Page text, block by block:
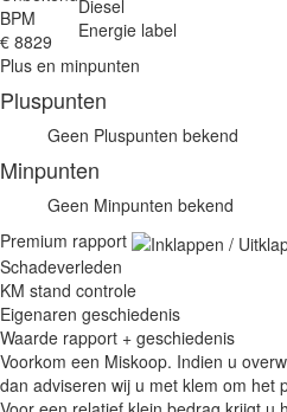
BPM
€ 8829
Diesel
Energie label
Plus en minpunten
Pluspunten
Geen Pluspunten bekend
Minpunten
Geen Minpunten bekend
Premium rapport
Schadeverleden
KM stand controle
Eigenaren geschiedenis
Waarde rapport + geschiedenis
Voorkom een Miskoop. Indien u
dan adviseren wij u met klem om het